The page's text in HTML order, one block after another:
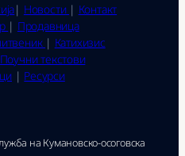
| Новости | Контакт
| Продавница
| Катихизис
Поучни текстови
| Ресурси
на Ку­ма­нов­ско-осо­гов­ска